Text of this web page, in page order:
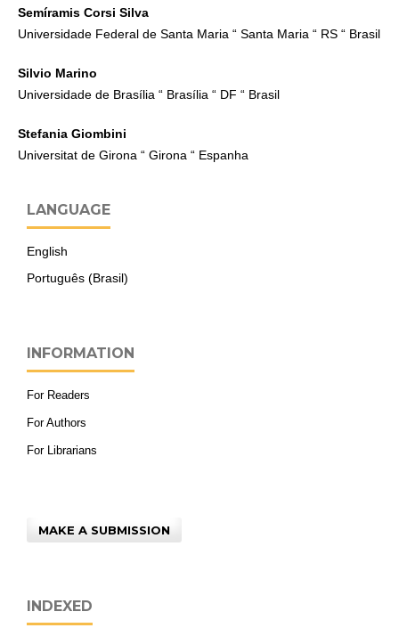
Semíramis Corsi Silva
Universidade Federal de Santa Maria “ Santa Maria “ RS “ Brasil
Silvio Marino
Universidade de Brasília “ Brasília “ DF “ Brasil
Stefania Giombini
Universitat de Girona “ Girona “ Espanha
LANGUAGE
English
Português (Brasil)
INFORMATION
For Readers
For Authors
For Librarians
MAKE A SUBMISSION
INDEXED